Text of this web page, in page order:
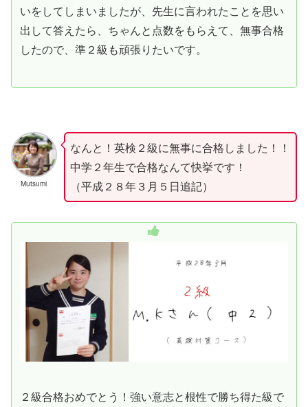
いをしてしまいましたが、先生に言われたことを思い
出して答えたら、ちゃんと点数をもらえて、無事合格
したので、準２級も頑張りたいです。
Mutsumi
なんと！英検２級に無事に合格しました！！
中学２年生で合格なんて快挙です！
（平成２８年３月５日追記）
２級合格おめでとう！強い意志と根性で勝ち得た級で